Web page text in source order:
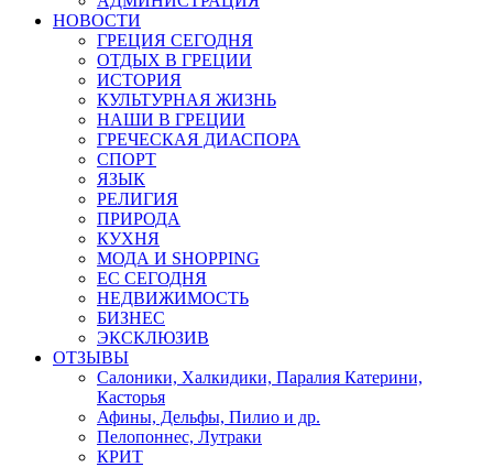
НОВОСТИ
ГРЕЦИЯ СЕГОДНЯ
ОТДЫХ В ГРЕЦИИ
ИСТОРИЯ
КУЛЬТУРНАЯ ЖИЗНЬ
НАШИ В ГРЕЦИИ
ГРЕЧЕСКАЯ ДИАСПОРА
СПОРТ
ЯЗЫК
РЕЛИГИЯ
ПРИРОДА
КУХНЯ
МОДА И SHOPPING
ЕС СЕГОДНЯ
НЕДВИЖИМОСТЬ
БИЗНЕС
ЭКСКЛЮЗИВ
ОТЗЫВЫ
Салоники, Халкидики, Паралия Катерини,
Касторья
Афины, Дельфы, Пилио и др.
Пелопоннес, Лутраки
КРИТ